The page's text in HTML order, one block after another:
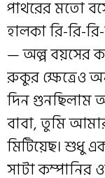
পাথরের মতো
হালকা রি-রি-
— অল্প বয়সের
রুকুর ক্ষেত্রেও
দিন গুনছিলাম
বাবা, তুমি
মিটিয়েছ। শুধু
সাটা